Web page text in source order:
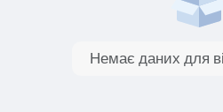
Немає даних для